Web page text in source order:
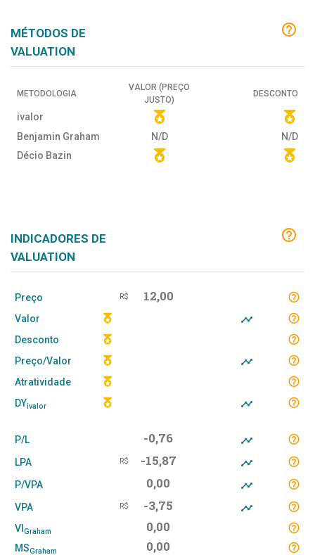
MÉTODOS DE
VALUATION
METODOLOGIA
VALOR (PREÇO
JUSTO)
DESCONTO
ivalor
Benjamin Graham
N/D
N/D
Décio Bazin
INDICADORES DE
VALUATION
Preço R$ 12,00
Valor
Desconto
Preço/Valor
Atratividade
DYivalor
P/L -0,76
LPA R$ -15,87
P/VPA 0,00
VPA R$ -3,75
VI Graham 0,00
MSGraham 0,00